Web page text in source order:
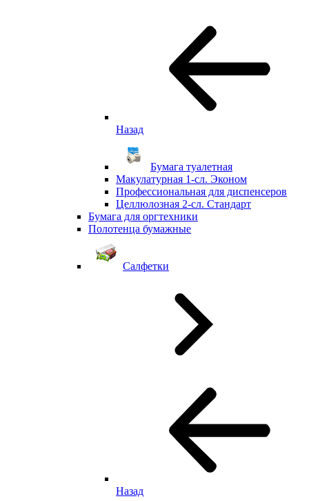
Назад
Бумага туалетная
Макулатурная 1-сл. Эконом
Профессиональная для диспенсеров
Целлюлозная 2-сл. Стандарт
Бумага для оргтехники
Полотенца бумажные
Салфетки
Назад